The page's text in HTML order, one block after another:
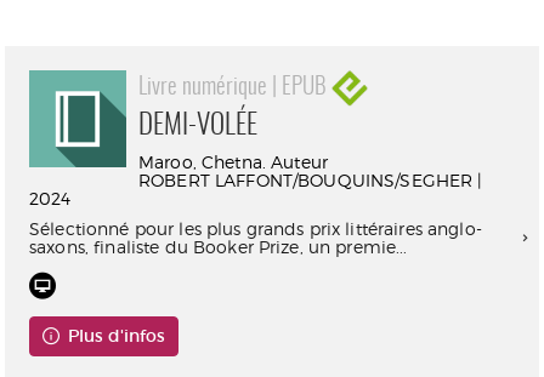
Livre numérique | EPUB
DEMI-VOLÉE
Maroo, Chetna. Auteur
ROBERT LAFFONT/BOUQUINS/SEGHER |
2024
Sélectionné pour les plus grands prix littéraires anglo-
saxons, finaliste du Booker Prize, un premie...
Plus d'infos